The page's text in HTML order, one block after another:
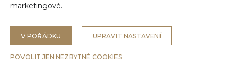
marketingové.
V POŘÁDKU UPRAVIT NASTAVENÍ
POVOLIT JEN NEZBYTNÉ COOKIES
© Hotel Ostrov Nymburk, 2026
Nastavení cookies
dispozici.
Děkujeme Vám za pochopení,
Tým Hotel Ostrov